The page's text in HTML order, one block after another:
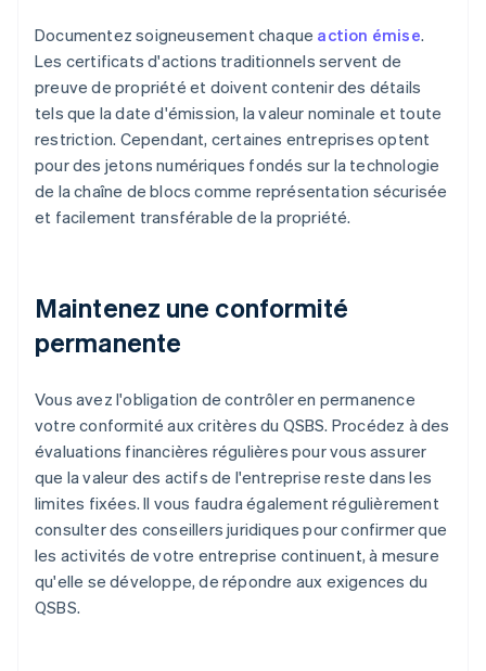
Documentez soigneusement chaque action émise.
Les certificats d'actions traditionnels servent de
preuve de propriété et doivent contenir des détails
tels que la date d'émission, la valeur nominale et toute
restriction. Cependant, certaines entreprises optent
pour des jetons numériques fondés sur la technologie
de la chaîne de blocs comme représentation sécurisée
et facilement transférable de la propriété.
Maintenez une conformité
permanente
Vous avez l'obligation de contrôler en permanence
votre conformité aux critères du QSBS. Procédez à des
évaluations financières régulières pour vous assurer
que la valeur des actifs de l'entreprise reste dans les
limites fixées. Il vous faudra également régulièrement
consulter des conseillers juridiques pour confirmer que
les activités de votre entreprise continuent, à mesure
qu'elle se développe, de répondre aux exigences du
QSBS.